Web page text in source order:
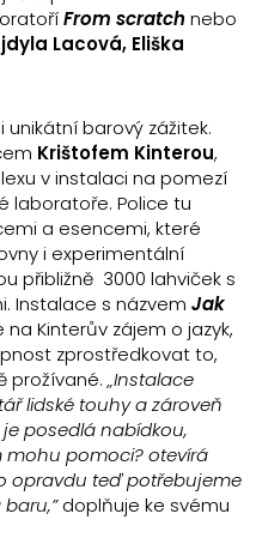
From scratch nebo
Lacová, Eliška
barový zážitek.
Krištofem Kinterou,
v instalaci na pomezí
laboratoře. Police tu
a esencemi, které
i experimentální
přibližně 3000 lahviček s
Instalace s názvem Jak
na Kinterův zájem o jazyk,
zprostředkovat to,
prožívané. „Instalace
lidské touhy a zároveň
posedlá nabídkou,
mohu pomoci? otevírá
opravdu teď potřebujeme
doplňuje ke svému